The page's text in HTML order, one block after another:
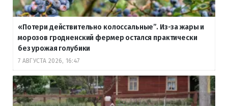
«Потери действительно колоссальные”. Из-за жары и
морозов гродненский фермер остался практически
без урожая голубики
7 АВГУСТА 2026, 16:47